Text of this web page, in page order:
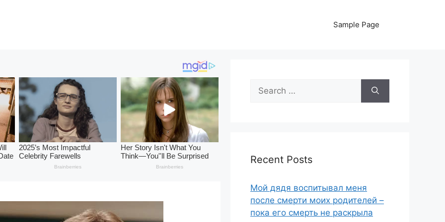
Sample Page
Search
for:
Recent Posts
Мой дядя воспитывал меня
после смерти моих родителей –
пока его смерть не раскрыла